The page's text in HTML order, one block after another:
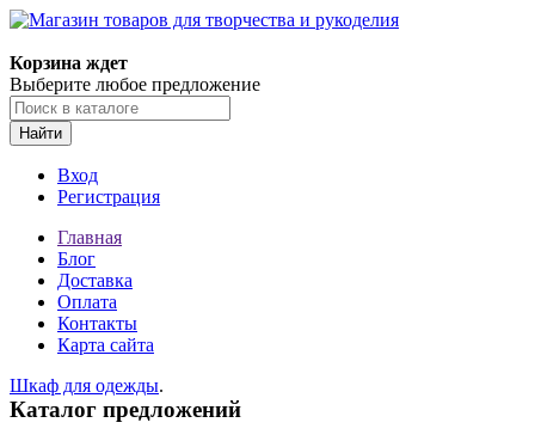
Корзина ждет
Выберите любое предложение
Найти
Вход
Регистрация
Главная
Блог
Доставка
Оплата
Контакты
Карта сайта
Шкаф для одежды.
Каталог предложений